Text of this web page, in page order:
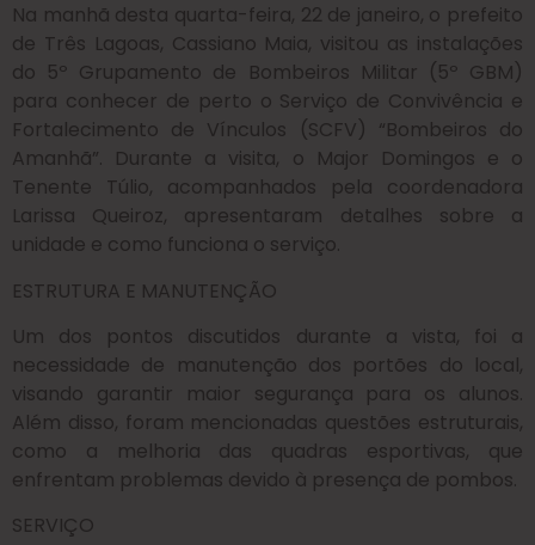
Na manhã desta quarta-feira, 22 de janeiro, o prefeito
de Três Lagoas, Cassiano Maia, visitou as instalações
do 5º Grupamento de Bombeiros Militar (5º GBM)
para conhecer de perto o Serviço de Convivência e
Fortalecimento de Vínculos (SCFV) “Bombeiros do
Amanhã”. Durante a visita, o Major Domingos e o
Tenente Túlio, acompanhados pela coordenadora
Larissa Queiroz, apresentaram detalhes sobre a
unidade e como funciona o serviço.
ESTRUTURA E MANUTENÇÃO
Um dos pontos discutidos durante a vista, foi a
necessidade de manutenção dos portões do local,
visando garantir maior segurança para os alunos.
Além disso, foram mencionadas questões estruturais,
como a melhoria das quadras esportivas, que
enfrentam problemas devido à presença de pombos.
SERVIÇO